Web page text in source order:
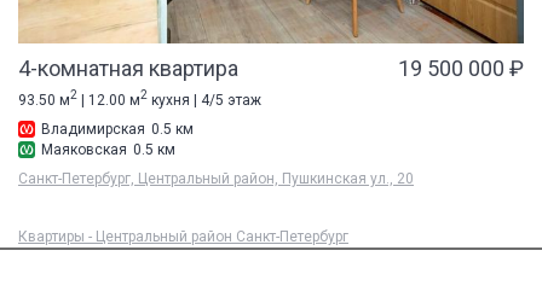
4-комнатная квартира 19 500 000 ₽
93.50 м2 | 12.00 м2 кухня | 4/5 этаж
Владимирская 0.5 км
Маяковская 0.5 км
Санкт-Петербург, Центральный район, Пушкинская ул., 20
Квартиры - Центральный район Санкт-Петербург